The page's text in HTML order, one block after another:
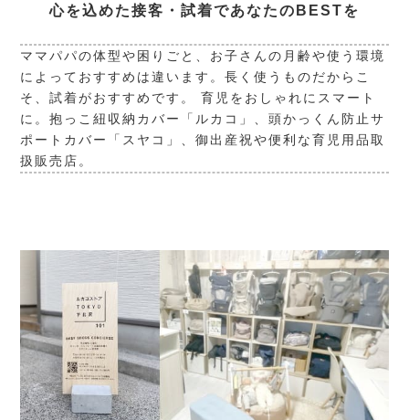
心を込めた接客・試着であなたのBESTを
ママパパの体型や困りごと、お子さんの月齢や使う環境
によっておすすめは違います。長く使うものだからこ
そ、試着がおすすめです。 育児をおしゃれにスマート
に。抱っこ紐収納カバー「ルカコ」、頭かっくん防止サ
ポートカバー「スヤコ」、御出産祝や便利な育児用品取
扱販売店。